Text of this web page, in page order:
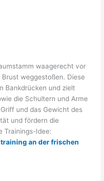
waagerecht vor
weggestoßen. Diese
Bankdrücken und zielt
die Schultern und Arme
und das Gewicht des
und fördern die
Trainings-Idee:
an der frischen